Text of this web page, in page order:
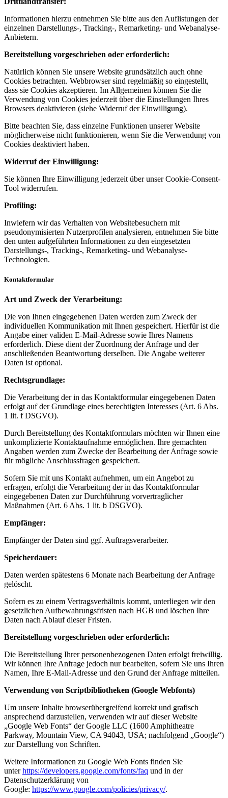
Informationen hierzu entnehmen Sie bitte aus den Auflistungen der
einzelnen Darstellungs-, Tracking-, Remarketing- und Webanalyse-
Anbietern.
Bereitstellung vorgeschrieben oder erforderlich:
Natürlich können Sie unsere Website grundsätzlich auch ohne
Cookies betrachten. Webbrowser sind regelmäßig so eingestellt,
dass sie Cookies akzeptieren. Im Allgemeinen können Sie die
Verwendung von Cookies jederzeit über die Einstellungen Ihres
Browsers deaktivieren (siehe Widerruf der Einwilligung).
Bitte beachten Sie, dass einzelne Funktionen unserer Website
möglicherweise nicht funktionieren, wenn Sie die Verwendung von
Cookies deaktiviert haben.
Widerruf der Einwilligung:
Sie können Ihre Einwilligung jederzeit über unser Cookie-Consent-
Tool widerrufen.
Profiling:
Inwiefern wir das Verhalten von Websitebesuchern mit
pseudonymisierten Nutzerprofilen analysieren, entnehmen Sie bitte
den unten aufgeführten Informationen zu den eingesetzten
Darstellungs-, Tracking-, Remarketing- und Webanalyse-
Technologien.
Kontaktformular
Art und Zweck der Verarbeitung:
Die von Ihnen eingegebenen Daten werden zum Zweck der
individuellen Kommunikation mit Ihnen gespeichert. Hierfür ist die
Angabe einer validen E-Mail-Adresse sowie Ihres Namens
erforderlich. Diese dient der Zuordnung der Anfrage und der
anschließenden Beantwortung derselben. Die Angabe weiterer
Daten ist optional.
Rechtsgrundlage:
Die Verarbeitung der in das Kontaktformular eingegebenen Daten
erfolgt auf der Grundlage eines berechtigten Interesses (Art. 6 Abs.
1 lit. f DSGVO).
Durch Bereitstellung des Kontaktformulars möchten wir Ihnen eine
unkomplizierte Kontaktaufnahme ermöglichen. Ihre gemachten
Angaben werden zum Zwecke der Bearbeitung der Anfrage sowie
für mögliche Anschlussfragen gespeichert.
Sofern Sie mit uns Kontakt aufnehmen, um ein Angebot zu
erfragen, erfolgt die Verarbeitung der in das Kontaktformular
eingegebenen Daten zur Durchführung vorvertraglicher
Maßnahmen (Art. 6 Abs. 1 lit. b DSGVO).
Empfänger:
Empfänger der Daten sind ggf. Auftragsverarbeiter.
Speicherdauer:
Daten werden spätestens 6 Monate nach Bearbeitung der Anfrage
gelöscht.
Sofern es zu einem Vertragsverhältnis kommt, unterliegen wir den
gesetzlichen Aufbewahrungsfristen nach HGB und löschen Ihre
Daten nach Ablauf dieser Fristen.
Bereitstellung vorgeschrieben oder erforderlich:
Die Bereitstellung Ihrer personenbezogenen Daten erfolgt freiwillig.
Wir können Ihre Anfrage jedoch nur bearbeiten, sofern Sie uns Ihren
Namen, Ihre E-Mail-Adresse und den Grund der Anfrage mitteilen.
Verwendung von Scriptbibliotheken (Google Webfonts)
Um unsere Inhalte browserübergreifend korrekt und grafisch
ansprechend darzustellen, verwenden wir auf dieser Website
„Google Web Fonts“ der Google LLC (1600 Amphitheatre
Parkway, Mountain View, CA 94043, USA; nachfolgend „Google“)
zur Darstellung von Schriften.
Weitere Informationen zu Google Web Fonts finden Sie
unterhttps://developers.google.com/fonts/faq und in der
Datenschutzerklärung von
Google: https://www.google.com/policies/privacy/.